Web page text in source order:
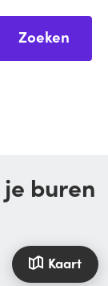
Zoeken
Kaart